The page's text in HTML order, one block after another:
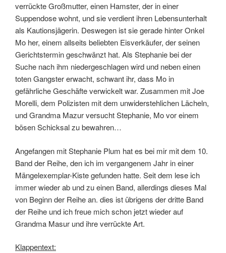
verrückte Großmutter, einen Hamster, der in einer
Suppendose wohnt, und sie verdient ihren Lebensunterhalt
als Kautionsjägerin. Deswegen ist sie gerade hinter Onkel
Mo her, einem allseits beliebten Eisverkäufer, der seinen
Gerichtstermin geschwänzt hat. Als Stephanie bei der
Suche nach ihm niedergeschlagen wird und neben einen
toten Gangster erwacht, schwant ihr, dass Mo in
gefährliche Geschäfte verwickelt war. Zusammen mit Joe
Morelli, dem Polizisten mit dem unwiderstehlichen Lächeln,
und Grandma Mazur versucht Stephanie, Mo vor einem
bösen Schicksal zu bewahren…
Angefangen mit Stephanie Plum hat es bei mir mit dem 10.
Band der Reihe, den ich im vergangenem Jahr in einer
Mängelexemplar-Kiste gefunden hatte. Seit dem lese ich
immer wieder ab und zu einen Band, allerdings dieses Mal
von Beginn der Reihe an. dies ist übrigens der dritte Band
der Reihe und ich freue mich schon jetzt wieder auf
Grandma Masur und ihre verrückte Art.
Klappentext: